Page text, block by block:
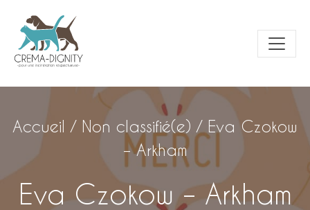
Accueil / Non classifié(e) / Eva Czokow
– Arkham
Eva Czokow – Arkham